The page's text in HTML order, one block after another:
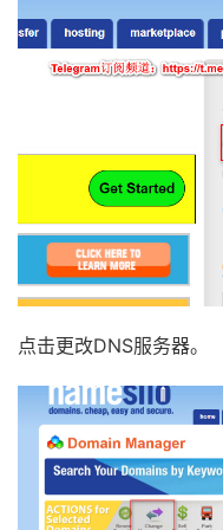
点击更改DNS服务器。